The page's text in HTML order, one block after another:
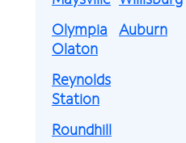
Olympia
Auburn
Olaton
Reynolds
Station
Roundhill